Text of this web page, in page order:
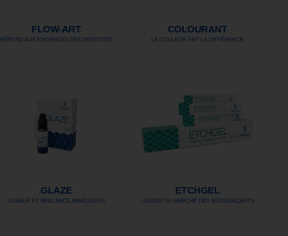
FLOW-ART
RÉPOND AUX EXIGENCES DES DENTISTES
COLOURANT
LA COULEUR FAIT LA DIFFÉRENCE
GLAZE
LISSAGE ET BRILLANCE IMMÉDIATES
ETCHGEL
LEADER DU MARCHÉ DES MORDANÇANTS